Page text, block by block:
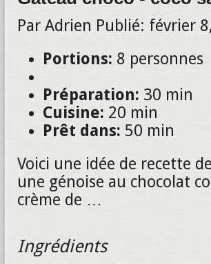
Par Adrien Publié: février
Portions: 8 personnes
Préparation: 30 min
Cuisine: 20 min
Prêt dans: 50 min
Voici une idée de recette
une génoise au chocolat
crème de …
Ingrédients